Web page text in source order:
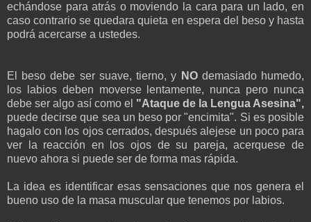
echándose para atrás o moviendo la cara para un lado, en
caso contrario se quedara quieta en espera del beso y hasta
podrá acercarse a ustedes.
El beso debe ser suave, tierno, y NOdemasiado humedo,
los labios deben moverse lentamente, nunca pero nunca
debe ser algo así como el "Ataque de la Lengua Asesina",
puede decirse que sea un beso por "encimita". Si es posible
hagalo con los ojos cerrados, después alejese un poco para
ver la reacción en los ojos de su pareja, acerquese de
nuevo ahora si puede ser de forma mas rápida.
La idea es identificar esas sensaciones que nos genera el
bueno uso de la masa muscular que tenemos por labios.